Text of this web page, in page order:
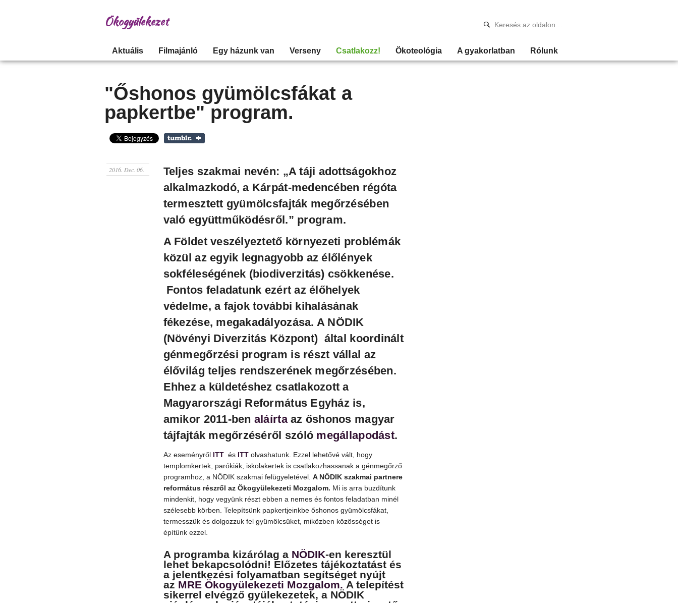
Ökogyülekezet
Aktuális Filmajánló Egy házunk van Verseny Csatlakozz! Ökoteológia A gyakorlatban Rólunk
"Őshonos gyümölcsfákat a
papkertbe" program.
2016. Dec. 06.
Teljes szakmai nevén: „A táji adottságokhoz
alkalmazkodó, a Kárpát-medencében régóta
termesztett gyümölcsfajták megőrzésében
való együttműködésről.” program.
A Földet veszélyeztető környezeti problémák
közül az egyik legnagyobb az élőlények
sokféleségének (biodiverzitás) csökkenése.
Fontos feladatunk ezért az élőhelyek
védelme, a fajok további kihalásának
fékezése, megakadályozása. A NÖDIK
(Növényi Diverzitás Központ) által koordinált
génmegőrzési program is részt vállal az
élővilág teljes rendszerének megőrzésében.
Ehhez a küldetéshez csatlakozott a
Magyarországi Református Egyház is,
amikor 2011-ben aláírtaaz őshonos magyar
tájfajták megőrzéséről szóló megállapodást.
Az eseményről ITT és ITT olvashatunk. Ezzel lehetővé vált, hogy
templomkertek, parókiák, iskolakertek is csatlakozhassanak a génmegőrző
programhoz, a NÖDIK szakmai felügyeletével. A NÖDIK szakmai partnere
református részről az Ökogyülekezeti Mozgalom. Mi is arra buzdítunk
mindenkit, hogy vegyünk részt ebben a nemes és fontos feladatban minél
szélesebb körben. Telepítsünk papkertjeinkbe őshonos gyümölcsfákat,
termesszük és dolgozzuk fel gyümölcsüket, miközben közösséget is
építünk ezzel.
A programba kizárólag a NÖDIK-en keresztül
lehet bekapcsolódni! Előzetes tájékoztatást és
a jelentkezési folyamatban segítséget nyújt
az MRE Ökogyülekezeti Mozgalom. A telepítést
sikerrel elvégző gyülekezetek, a NÖDIK